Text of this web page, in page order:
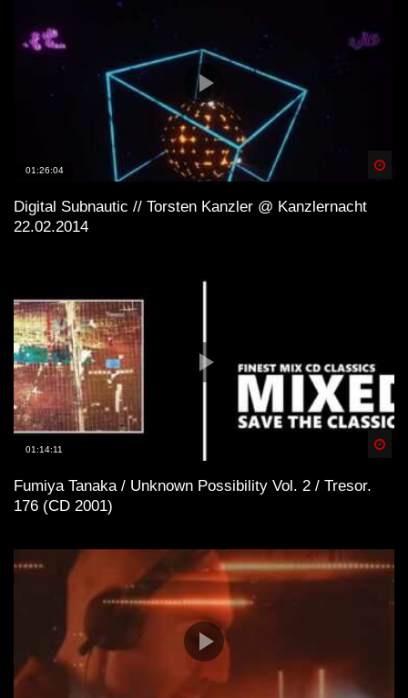
01:26:04
Digital Subnautic // Torsten Kanzler @ Kanzlernacht
22.02.2014
01:14:11
Fumiya Tanaka / Unknown Possibility Vol. 2 / Tresor.
176 (CD 2001)